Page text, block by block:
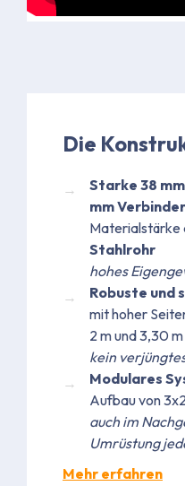
Die
Starke 38
mm Verbinder
Materialstärke
Stahlrohr
hohes
Robuste und
mit hoher
2 m und 3,30 m
kein
Modulares
Aufbau von
auch im
Umrüstung
Mehr erfahren